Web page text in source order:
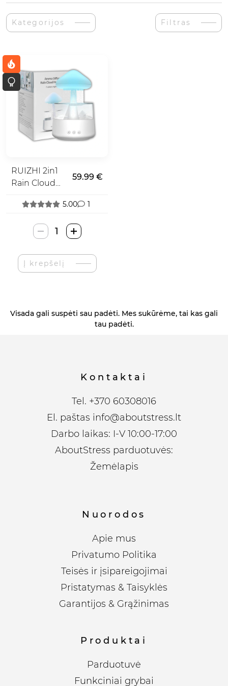
Kategorijos Filtras
RUIZHI 2in1
Rain Cloud
Difuzorius
59.99 €
5.00 1
produkto
kiekis:
RUIZHI
2in1
Difuzorius
Į krepšelį
Visada gali suspėti sau padėti. Mes sukūrėme, tai kas gali
tau padėti.
Kontaktai
Tel. +370 60308016
El. paštas info@aboutstress.lt
Darbo laikas: I-V 10:00-17:00
AboutStress parduotuvės:
Žemėlapis
Nuorodos
Apie mus
Privatumo Politika
Teisės ir įsipareigojimai
Pristatymas & Taisyklės
Garantijos & Grąžinimas
Produktai
Parduotuvė
Funkciniai grybai